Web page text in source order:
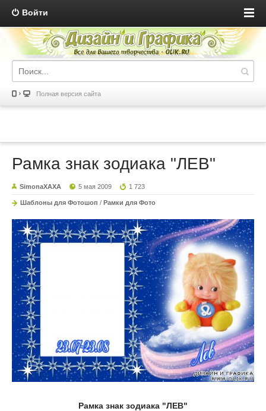
Войти
Полная версия сайта
Рамка знак зодиака "ЛЕВ"
SimonaXAXA 5 мая 2009 1 723
Шаблоны для Фотошоп / Рамки для Фото
Рамка знак зодиака "ЛЕВ"